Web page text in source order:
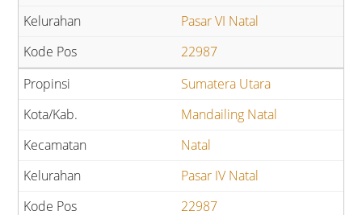
Pasar VI Natal
22987
Sumatera Utara
Mandailing Natal
Natal
Pasar IV Natal
22987